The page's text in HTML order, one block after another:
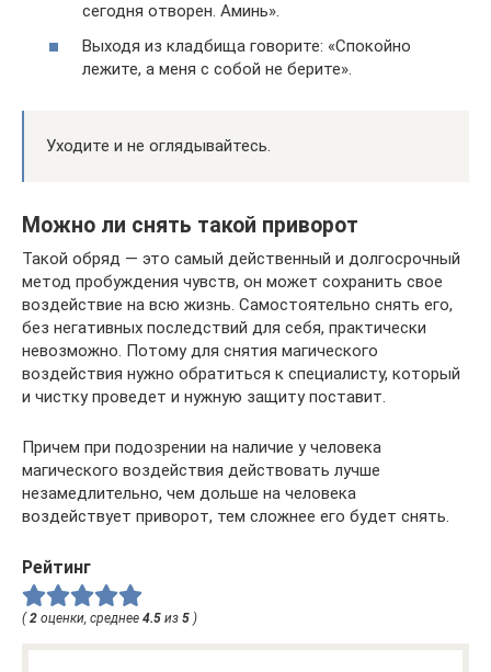
сегодня отворен. Аминь».
Выходя из кладбища говорите: «Спокойно
лежите, а меня с собой не берите».
Уходите и не оглядывайтесь.
Можно ли снять такой приворот
Такой обряд — это самый действенный и долгосрочный
метод пробуждения чувств, он может сохранить свое
воздействие на всю жизнь. Самостоятельно снять его,
без негативных последствий для себя, практически
невозможно. Потому для снятия магического
воздействия нужно обратиться к специалисту, который
и чистку проведет и нужную защиту поставит.
Причем при подозрении на наличие у человека
магического воздействия действовать лучше
незамедлительно, чем дольше на человека
воздействует приворот, тем сложнее его будет снять.
Рейтинг
( 2 оценки, среднее 4.5 из 5 )